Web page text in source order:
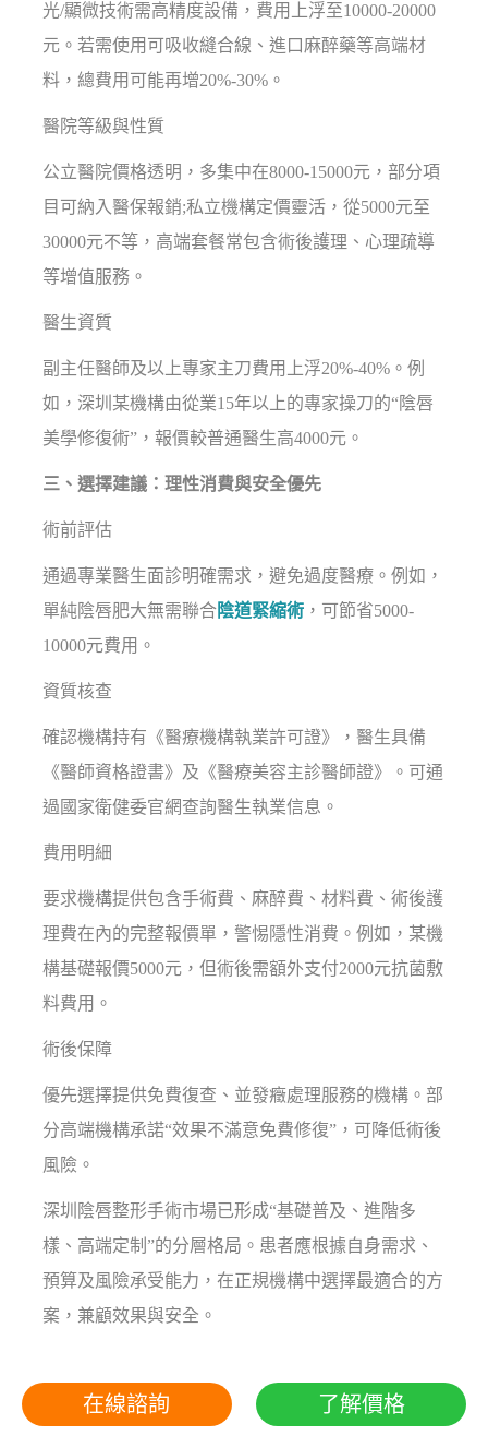
光/顯微技術需高精度設備，費用上浮至10000-20000
元。若需使用可吸收縫合線、進口麻醉藥等高端材
料，總費用可能再增20%-30%。
醫院等級與性質
公立醫院價格透明，多集中在8000-15000元，部分項
目可納入醫保報銷;私立機構定價靈活，從5000元至
30000元不等，高端套餐常包含術後護理、心理疏導
等增值服務。
醫生資質
副主任醫師及以上專家主刀費用上浮20%-40%。例
如，深圳某機構由從業15年以上的專家操刀的“陰唇
美學修復術”，報價較普通醫生高4000元。
三、選擇建議：理性消費與安全優先
術前評估
通過專業醫生面診明確需求，避免過度醫療。例如，
單純陰唇肥大無需聯合陰道緊縮術 ，可節省5000-
10000元費用。
資質核查
確認機構持有《醫療機構執業許可證》，醫生具備
《醫師資格證書》及《醫療美容主診醫師證》。可通
過國家衛健委官網查詢醫生執業信息。
費用明細
要求機構提供包含手術費、麻醉費、材料費、術後護
理費在內的完整報價單，警惕隱性消費。例如，某機
構基礎報價5000元，但術後需額外支付2000元抗菌敷
料費用。
術後保障
優先選擇提供免費復查、並發癥處理服務的機構。部
分高端機構承諾“效果不滿意免費修復”，可降低術後
風險。
深圳陰唇整形手術市場已形成“基礎普及、進階多
樣、高端定制”的分層格局。患者應根據自身需求、
預算及風險承受能力，在正規機構中選擇最適合的方
案，兼顧效果與安全。
在線諮詢 了解價格